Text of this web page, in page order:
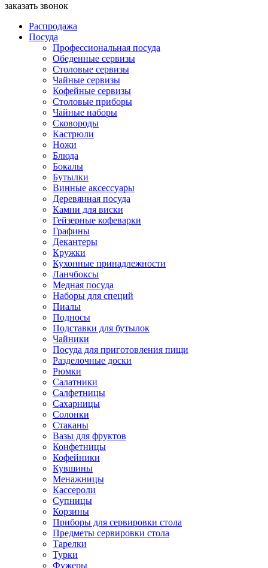
заказать звонок
Распродажа
Посуда
Профессиональная посуда
Обеденные сервизы
Столовые сервизы
Чайные сервизы
Кофейные сервизы
Столовые приборы
Чайные наборы
Сковороды
Кастрюли
Ножи
Блюда
Бокалы
Бутылки
Винные аксессуары
Деревянная посуда
Камни для виски
Гейзерные кофеварки
Графины
Декантеры
Кружки
Кухонные принадлежности
Ланчбоксы
Медная посуда
Наборы для специй
Пиалы
Подносы
Подставки для бутылок
Чайники
Посуда для приготовления пищи
Разделочные доски
Рюмки
Салатники
Салфетницы
Сахарницы
Солонки
Стаканы
Вазы для фруктов
Конфетницы
Кофейники
Кувшины
Менажницы
Кассероли
Супницы
Корзины
Приборы для сервировки стола
Предметы сервировки стола
Тарелки
Турки
Фужеры